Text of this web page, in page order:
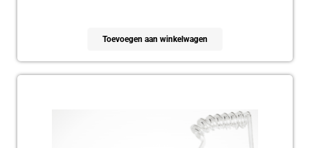
Toevoegen aan winkelwagen